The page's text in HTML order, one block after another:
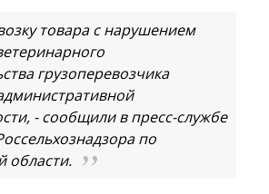
товара с нарушением
грузоперевозчика
- сообщили в пресс-службе
по
области.